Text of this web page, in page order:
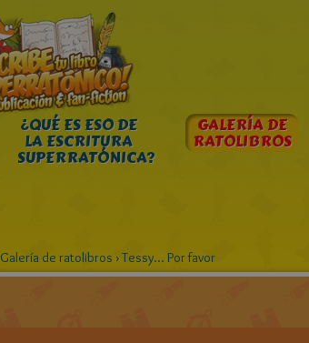
¿QUÉ ES ESO DE
LA ESCRITURA
SUPERRATÓNICA?
GALERÍA DE
RATOLIBROS
Galería de ratolibros ›Tessy... Por favor